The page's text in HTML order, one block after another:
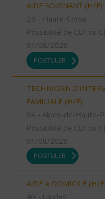
AIDE SOIGNANT (H/F)
2B - Haute-Corse
Possibilité de CDI ou
01/08/2026
POSTULER
TECHNICIEN
FAMILIALE (H/F)
04 - Alpes-de-Haute-
Possibilité de CDI ou
01/08/2026
POSTULER
AIDE A DOMICILE (H/
40 - Landes